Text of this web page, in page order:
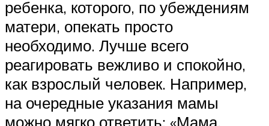
ребенка, которого, по убеждениям
матери, опекать просто
необходимо. Лучше всего
реагировать вежливо и спокойно,
как взрослый человек. Например,
на очередные указания мамы
можно мягко ответить: «Мама,